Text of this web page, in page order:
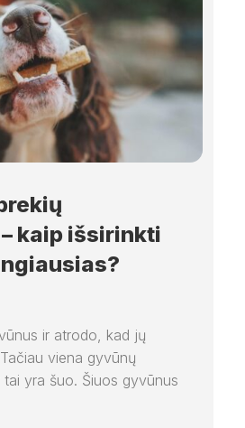
kaip išsirinkti
ir atrodo, kad jų
viena gyvūnų
tai yra šuo. Šiuos gyvūnus